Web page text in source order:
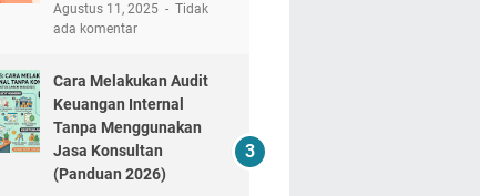
Agustus 11, 2025
Tidak
ada komentar
Cara Melakukan Audit
Keuangan Internal
Tanpa Menggunakan
Jasa Konsultan
(Panduan 2026)